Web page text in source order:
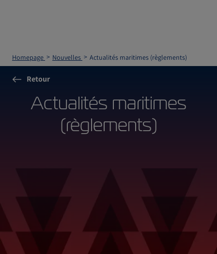
Homepage Nouvelles Actualités maritimes (règlements)
Retour
Actualités maritimes
(règlements)